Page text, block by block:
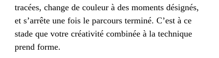
tracées, change de couleur à des moments désignés,
et s’arrête une fois le parcours terminé. C’est à ce
stade que votre créativité combinée à la technique
prend forme.